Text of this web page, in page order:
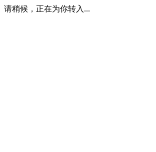
请稍候，正在为你转入...